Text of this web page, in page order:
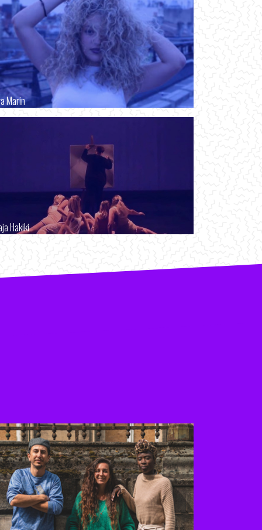
Marin
Hakiki